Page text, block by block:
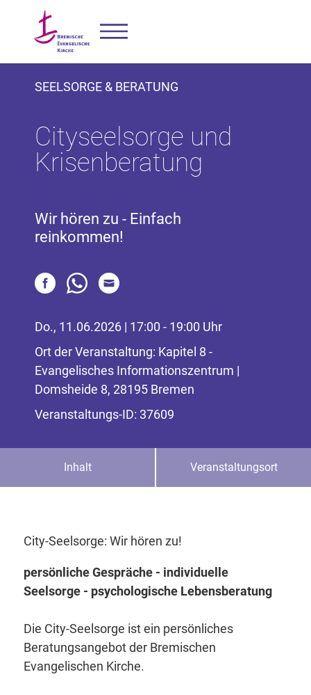
SEELSORGE & BERATUNG
Cityseelsorge und
Krisenberatung
Wir hören zu - Einfach
reinkommen!
Do., 11.06.2026 | 17:00 - 19:00 Uhr
Ort der Veranstaltung: Kapitel 8 -
Evangelisches Informationszentrum |
Domsheide 8, 28195 Bremen
Veranstaltungs-ID: 37609
Inhalt Veranstaltungsort
City-Seelsorge: Wir hören zu!
persönliche Gespräche - individuelle
Seelsorge - psychologische Lebensberatung
Die City-Seelsorge ist ein persönliches
Beratungsangebot der Bremischen
Evangelischen Kirche.